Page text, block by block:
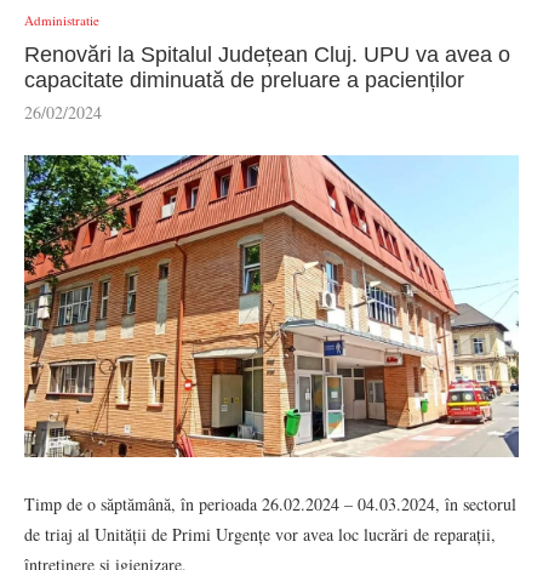
Administratie
Renovări la Spitalul Județean Cluj. UPU va avea o
capacitate diminuată de preluare a pacienților
26/02/2024
Timp de o săptămână, în perioada 26.02.2024 – 04.03.2024, în sectorul
de triaj al Unității de Primi Urgențe vor avea loc lucrări de reparații,
întreținere și igienizare.